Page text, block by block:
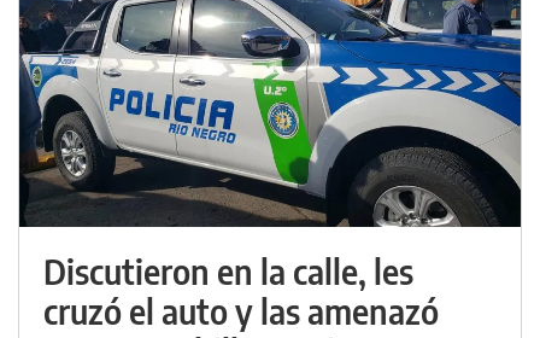
Discutieron en la calle, les
cruzó el auto y las amenazó